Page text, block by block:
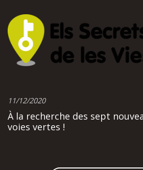
11/12/2020
À la recherche des sept
voies vertes !